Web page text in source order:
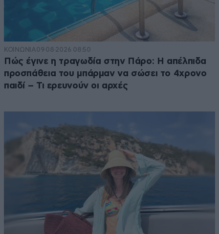
ΚΟΙΝΩΝΙΑ09·08·2026 08:50
Πώς έγινε η τραγωδία στην Πάρο: Η απέλπιδα
προσπάθεια του μπάρμαν να σώσει το 4χρονο
παιδί – Τι ερευνούν οι αρχές